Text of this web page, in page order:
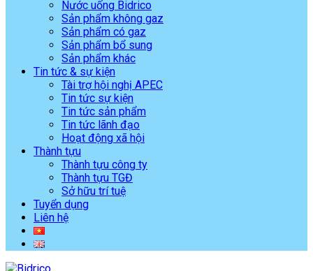
Nước uống Bidrico
Sản phẩm không gaz
Sản phẩm có gaz
Sản phẩm bổ sung
Sản phẩm khác
Tin tức & sự kiện
Tài trợ hội nghị APEC
Tin tức sự kiện
Tin tức sản phẩm
Tin tức lãnh đạo
Hoạt động xã hội
Thành tựu
Thành tựu công ty
Thành tựu TGĐ
Sở hữu trí tuệ
Tuyển dụng
Liên hệ